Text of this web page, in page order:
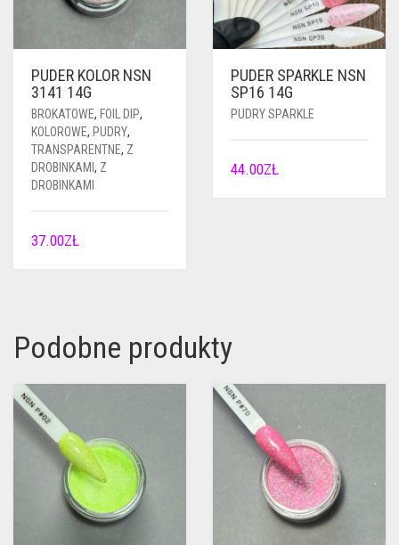
PUDER KOLOR NSN
3141 14G
BROKATOWE, FOIL DIP,
KOLOROWE, PUDRY,
TRANSPARENTNE, Z
DROBINKAMI , Z
DROBINKAMI
37.00ZŁ
PUDER SPARKLE NSN
SP16 14G
PUDRY SPARKLE
44.00ZŁ
Podobne produkty